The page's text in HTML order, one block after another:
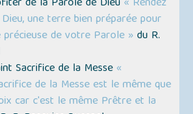
une terre bien préparée pour
de votre Parole » du R.
Sacrifice de la Messe «
de la Messe est le même que
car c'est le même Prêtre et la